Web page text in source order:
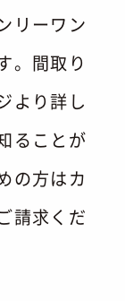
リーワン
。間取り
より詳し
ることが
の方はカ
請求くだ